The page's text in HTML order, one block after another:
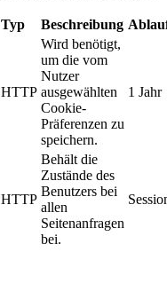
Typ Beschreibung
HTTP
Wird benötigt,
um die vom
Nutzer
ausgewählten
Cookie-
Präferenzen zu
speichern.
1 Jahr
HTTP
Behält die
Zustände des
Benutzers bei
allen
Seitenanfragen
bei.